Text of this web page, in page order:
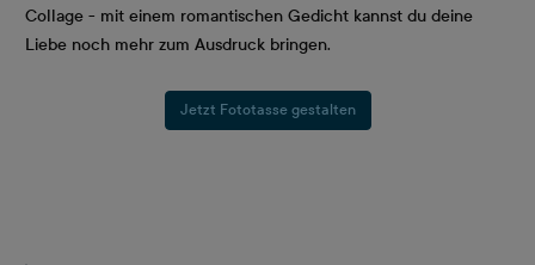
Collage - mit einem romantischen Gedicht kannst du deine
Liebe noch mehr zum Ausdruck bringen.
Jetzt Fototasse gestalten